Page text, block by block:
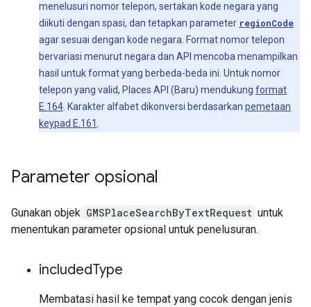
menelusuri nomor telepon, sertakan kode negara yang
diikuti dengan spasi, dan tetapkan parameter regionCode
agar sesuai dengan kode negara. Format nomor telepon
bervariasi menurut negara dan API mencoba menampilkan
hasil untuk format yang berbeda-beda ini. Untuk nomor
telepon yang valid, Places API (Baru) mendukung format
E.164 . Karakter alfabet dikonversi berdasarkan pemetaan
keypad E.161
Parameter opsional
Gunakan objek GMSPlaceSearchByTextRequest untuk
menentukan parameter opsional untuk penelusuran.
includedType
Membatasi hasil ke tempat yang cocok dengan jenis